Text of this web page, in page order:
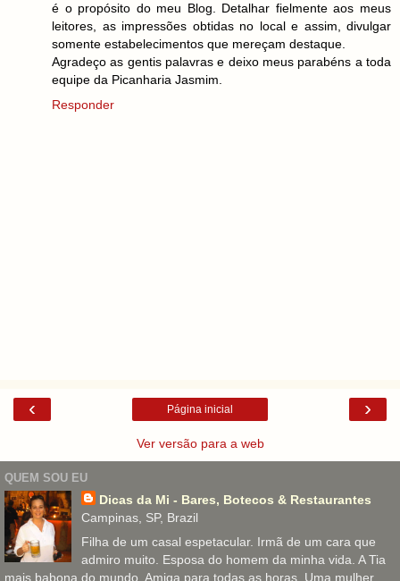
é o propósito do meu Blog. Detalhar fielmente aos meus
leitores, as impressões obtidas no local e assim, divulgar
somente estabelecimentos que mereçam destaque.
Agradeço as gentis palavras e deixo meus parabéns a toda
equipe da Picanharia Jasmim.
Responder
‹ ›
Página inicial
Ver versão para a web
QUEM SOU EU
Dicas da Mi - Bares, Botecos & Restaurantes
Campinas, SP, Brazil
Filha de um casal espetacular. Irmã de um cara que
admiro muito. Esposa do homem da minha vida. A Tia
mais babona do mundo. Amiga para todas as horas. Uma mulher